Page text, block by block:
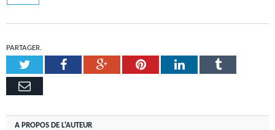
PARTAGER.
TwitterFacebookGoogle+PinterestLinkedInTumblr
Email
A PROPOS DE L'AUTEUR